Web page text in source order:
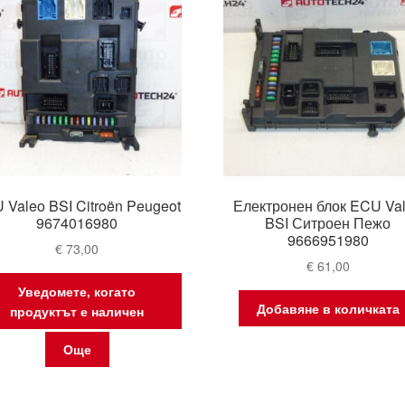
Valeo BSI Citroën Peugeot
9674016980
€ 73,00
Уведомете, когато
продуктът е наличен
Още
Електронен блок ECU
BSI Ситроен Пежо
9666951980
€61,00
Добавяне в количката